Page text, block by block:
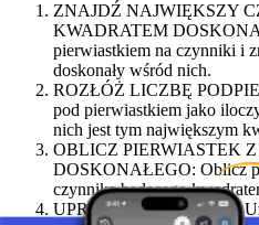
ZNAJDŹ NAJWIĘKSZY
KWADRATEM
pierwiastkiem na czynniki i
doskonały wśród nich.
ROZŁÓŻ LICZBĘ
pod pierwiastkiem jako
nich jest tym największym
OBLICZ PIERWIASTEK
DOSKONAŁEGO: Oblicz
czynnika będącego
UPROŚĆ WYRAŻENIE: